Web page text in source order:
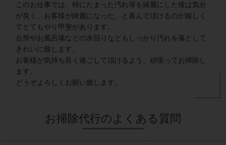
このお仕事では、特にたまった汚れ等を綺麗にした後は気分
が良く、お客様が綺麗になった、と喜んで頂けるのが嬉しく
てとてもやり甲斐があります。
台所やお風呂場などの水回りなどもしっかり汚れを落として
きれいに致します。
お客様が気持ち良く過ごして頂けるよう、頑張ってお掃除し
ます。
どうぞよろしくお願い致します。
お掃除代行のよくある質問